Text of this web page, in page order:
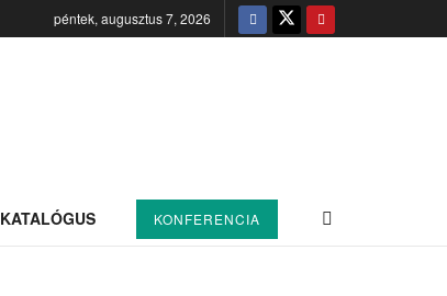
péntek, augusztus 7, 2026
KATALÓGUS KONFERENCIA